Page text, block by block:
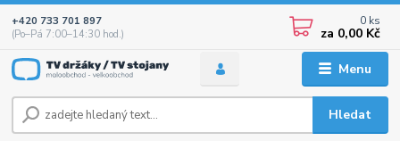
Menu
Hledat
+420 733 701 897
(Po–Pá 7:00–14:30 hod.)
0 ks
za 0,00 Kč